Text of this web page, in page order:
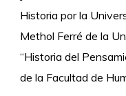
Historia por la
Methol Ferré de la
“Historia del
de la Facultad de